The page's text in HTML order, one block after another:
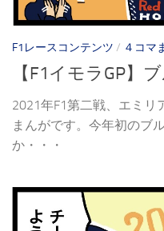
F1レースコンテンツ / ４コマ
【F1イモラGP】
2021年F1第二戦、エミリ
まんがです。今年初のブ
か・・・